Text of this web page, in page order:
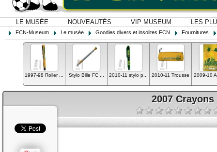
LE MUSÉE NOUVEAUTÉS VIP MUSEUM LES
FCN-Museum Le musée Goodies divers et insolites FCN Fournitures
1997-98 Roller ... Stylo Bille FC ... 2010-11 stylo p... 2010-11 Trousse 2009-10
2007 Crayons